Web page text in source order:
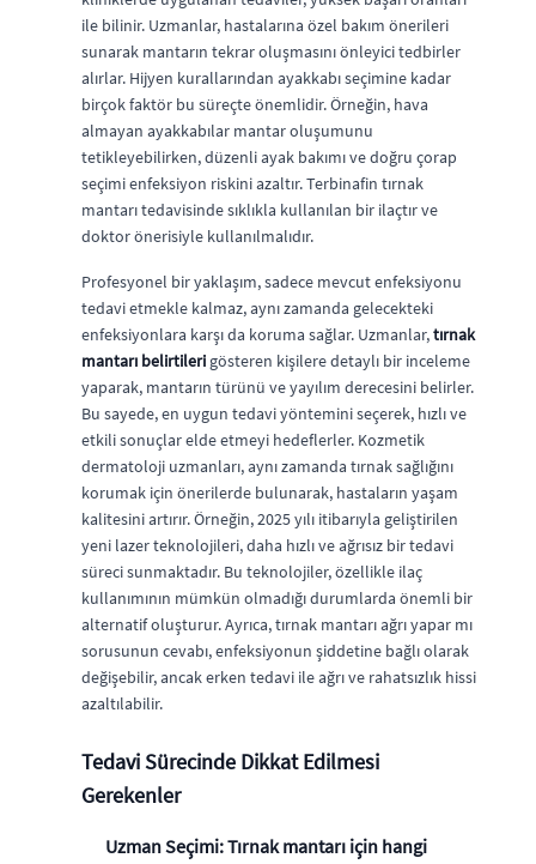
ile bilinir. Uzmanlar, hastalarına özel bakım önerileri
sunarak mantarın tekrar oluşmasını önleyici tedbirler
alırlar. Hijyen kurallarından ayakkabı seçimine kadar
birçok faktör bu süreçte önemlidir. Örneğin, hava
almayan ayakkabılar mantar oluşumunu
tetikleyebilirken, düzenli ayak bakımı ve doğru çorap
seçimi enfeksiyon riskini azaltır. Terbinafin tırnak
mantarı tedavisinde sıklıkla kullanılan bir ilaçtır ve
doktor önerisiyle kullanılmalıdır.
Profesyonel bir yaklaşım, sadece mevcut enfeksiyonu
tedavi etmekle kalmaz, aynı zamanda gelecekteki
enfeksiyonlara karşı da koruma sağlar. Uzmanlar,tırnak
mantarı belirtileri gösteren kişilere detaylı bir inceleme
yaparak, mantarın türünü ve yayılım derecesini belirler.
Bu sayede, en uygun tedavi yöntemini seçerek, hızlı ve
etkili sonuçlar elde etmeyi hedeflerler. Kozmetik
dermatoloji uzmanları, aynı zamanda tırnak sağlığını
korumak için önerilerde bulunarak, hastaların yaşam
kalitesini artırır. Örneğin, 2025 yılı itibarıyla geliştirilen
yeni lazer teknolojileri, daha hızlı ve ağrısız bir tedavi
süreci sunmaktadır. Bu teknolojiler, özellikle ilaç
kullanımının mümkün olmadığı durumlarda önemli bir
alternatif oluşturur. Ayrıca, tırnak mantarı ağrı yapar mı
sorusunun cevabı, enfeksiyonun şiddetine bağlı olarak
değişebilir, ancak erken tedavi ile ağrı ve rahatsızlık hissi
azaltılabilir.
Tedavi Sürecinde Dikkat Edilmesi
Gerekenler
Uzman Seçimi:Tırnak mantarı için hangi